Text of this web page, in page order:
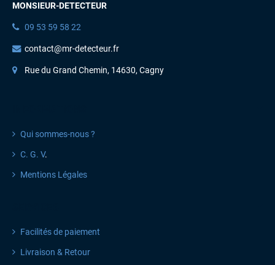
MONSIEUR-DETECTEUR
09 53 59 58 22
contact@mr-detecteur.fr
Rue du Grand Chemin, 14630, Cagny
Qui sommes-nous ?
C. G. V.
Mentions Légales
Facilités de paiement
Livraison & Retour